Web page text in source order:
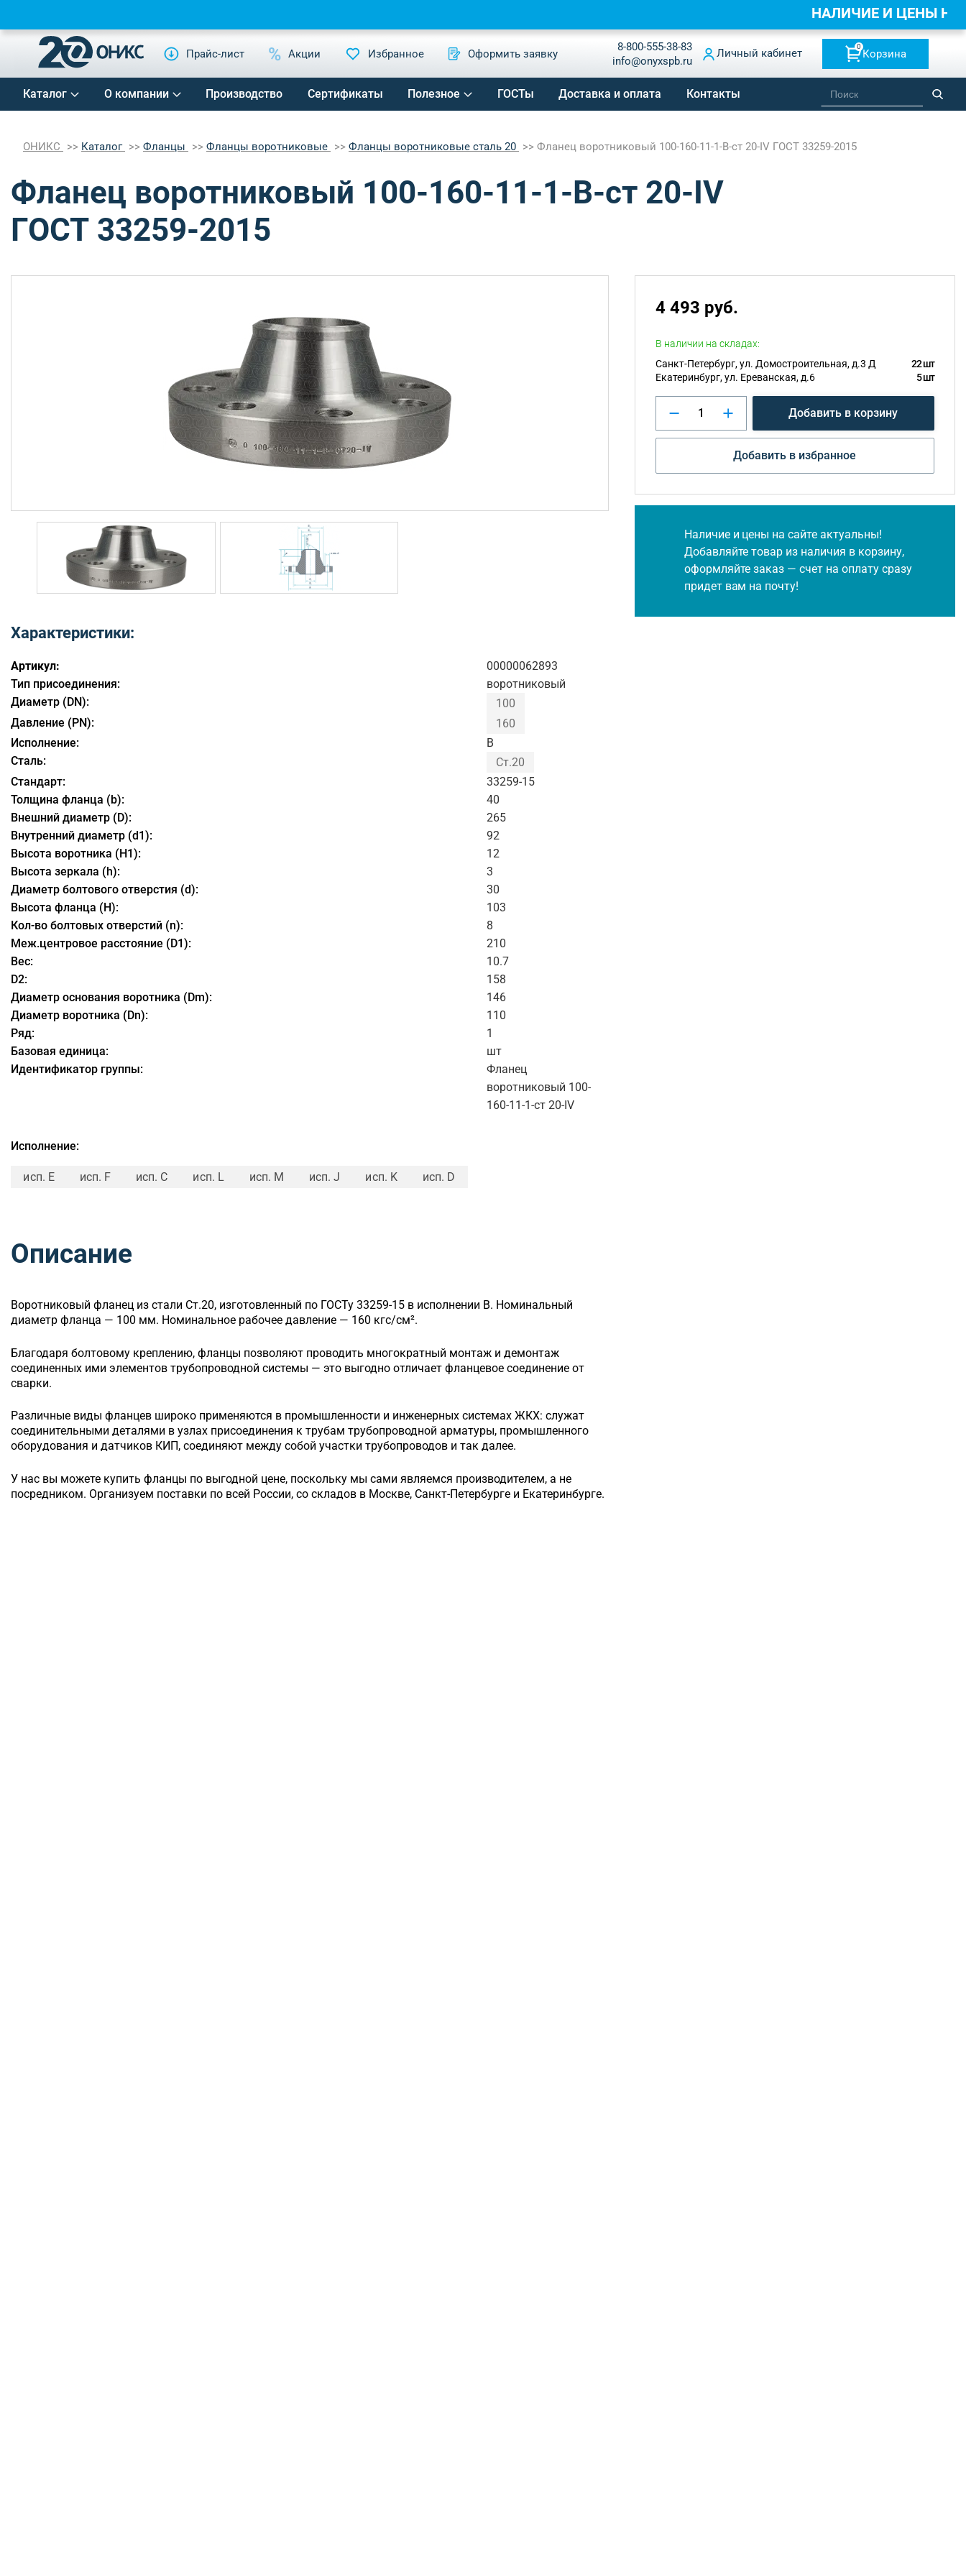
Прайс-лист Акции Избранное Оформить заявку
8-800-555-38-83
info@onyxspb.ru
Личный кабинет
0
Корзина
Каталог О компании Производство Сертификаты Полезное ГОСТы Доставка и оплата Контакты
ОНИКС Каталог Фланцы Фланцы воротниковые Фланцы воротниковые сталь 20 Фланец воротниковый 100-160-11-1-B-ст 20-IV ГОСТ 33259-2015
Фланец воротниковый 100-160-11-1-B-ст 20-IV
ГОСТ 33259-2015
Характеристики:
Артикул:
00000062893
Тип присоединения:
воротниковый
Диаметр (DN):
100
Давление (PN):
160
Исполнение:
B
Сталь:
Ст.20
Стандарт:
33259-15
Толщина фланца (b):
40
Внешний диаметр (D):
265
Внутренний диаметр (d1):
92
Высота воротника (H1):
12
Высота зеркала (h):
3
Диаметр болтового отверстия (d):
30
Высота фланца (H):
103
Кол-во болтовых отверстий (n):
8
Меж.центровое расстояние (D1):
210
Вес:
10.7
D2:
158
Диаметр основания воротника (Dm):
146
Диаметр воротника (Dn):
110
Ряд:
1
Базовая единица:
шт
Идентификатор группы:
Фланец
воротниковый 100-
160-11-1-ст 20-IV
Исполнение:
исп. E исп. F исп. C исп. L исп. M исп. J исп. K исп. D
Описание
Воротниковый фланец из стали Ст.20, изготовленный по ГОСТу 33259-15 в исполнении B. Номинальный
диаметр фланца — 100 мм. Номинальное рабочее давление — 160 кгс/см².
Благодаря болтовому креплению, фланцы позволяют проводить многократный монтаж и демонтаж
соединенных ими элементов трубопроводной системы — это выгодно отличает фланцевое соединение от
сварки.
Различные виды фланцев широко применяются в промышленности и инженерных системах ЖКХ: служат
соединительными деталями в узлах присоединения к трубам трубопроводной арматуры, промышленного
оборудования и датчиков КИП, соединяют между собой участки трубопроводов и так далее.
У нас вы можете купить фланцы по выгодной цене, поскольку мы сами являемся производителем, а не
посредником. Организуем поставки по всей России, со складов в Москве, Санкт-Петербурге и Екатеринбурге.
4 493 руб.
В наличии на складах:
Санкт-Петербург, ул. Домостроительная, д.3 Д
22 шт
Екатеринбург, ул. Ереванская, д.6
5 шт
Добавить в корзину
Добавить в избранное
Наличие и цены на сайте актуальны!
Добавляйте товар из наличия в корзину,
оформляйте заказ — счет на оплату сразу
придет вам на почту!
НАЛИЧИЕ И ЦЕНЫ